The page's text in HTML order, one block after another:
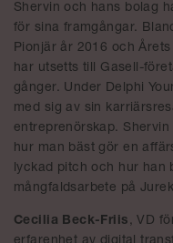
Shervin och hans bolag
för sina framgångar.
Pionjär år 2016 och
har utsetts till Gasell-
gånger. Under Delphi
med sig av sin
entreprenörskap.
hur man bäst gör en
lyckad pitch och hur han
mångfaldsarbete på
Cecilia Beck-Friis , VD